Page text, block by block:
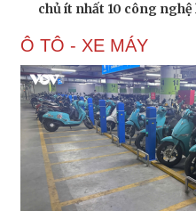
chủ ít nhất 10 công nghệ
Ô TÔ - XE MÁY